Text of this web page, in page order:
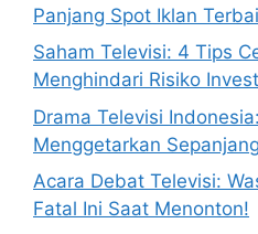
Panjang Spot Iklan
Saham Televisi: 4 Tips
Menghindari Risiko
Drama Televisi
Menggetarkan
Acara Debat Televisi:
Fatal Ini Saat Menonton!